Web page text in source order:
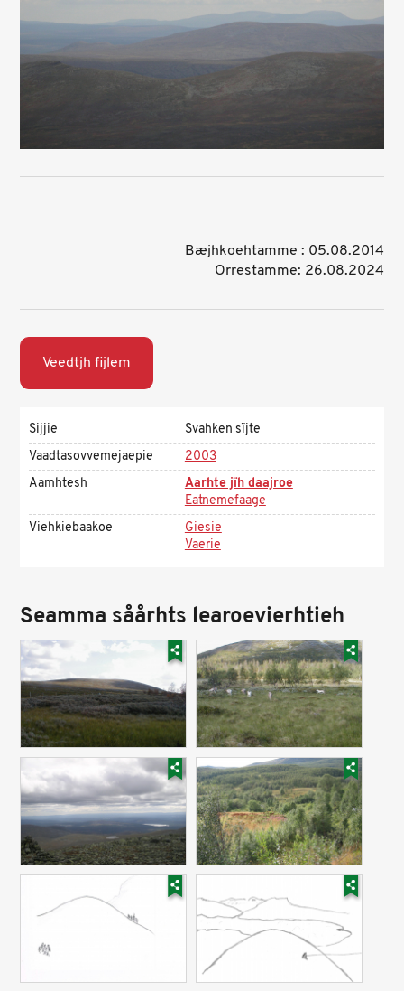
Bæjhkoehtamme : 05.08.2014
Orrestamme: 26.08.2024
Veedtjh fijlem
Sijjie
Svahken sïjte
Vaadtasovvemejaepie
2003
Aamhtesh
Aarhte jïh daajroe
Eatnemefaage
Viehkiebaakoe
Giesie
Vaerie
Seamma såårhts learoevierhtieh